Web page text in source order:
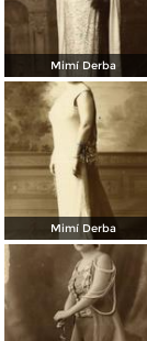
Mimí Derba
Mimí Derba